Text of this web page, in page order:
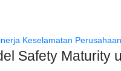
Safety Maturity